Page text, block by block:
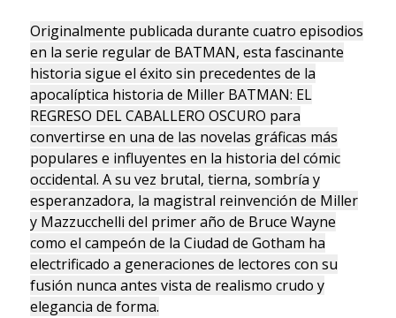
Originalmente publicada durante cuatro episodios
en la serie regular de BATMAN, esta fascinante
historia sigue el éxito sin precedentes de la
apocalíptica historia de Miller BATMAN: EL
REGRESO DEL CABALLERO OSCURO para
convertirse en una de las novelas gráficas más
populares e influyentes en la historia del cómic
occidental. A su vez brutal, tierna, sombría y
esperanzadora, la magistral reinvención de Miller
y Mazzucchelli del primer año de Bruce Wayne
como el campeón de la Ciudad de Gotham ha
electrificado a generaciones de lectores con su
fusión nunca antes vista de realismo crudo y
elegancia de forma.